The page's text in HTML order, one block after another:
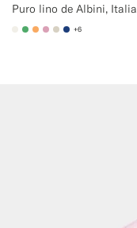
Puro lino de Albini, Italia
#F1EFE8
#50AA6A
#F9AA62
#DAA1B6
#D7D1C3
#1C3D7A
+6